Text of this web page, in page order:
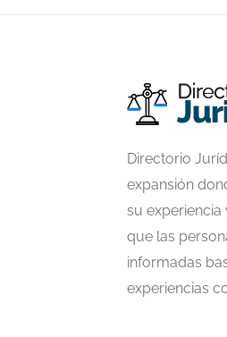
Directorio
expansión
su experiencia
que las
informadas
experiencias